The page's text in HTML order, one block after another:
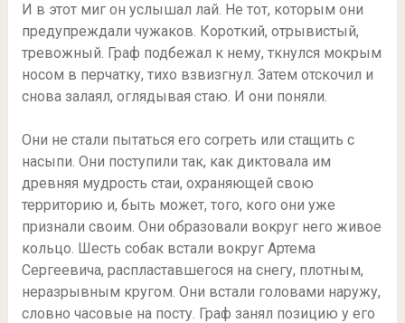
И в этот миг он услышал лай. Не тот, которым они
предупреждали чужаков. Короткий, отрывистый,
тревожный. Граф подбежал к нему, ткнулся мокрым
носом в перчатку, тихо взвизгнул. Затем отскочил и
снова залаял, оглядывая стаю. И они поняли.
Они не стали пытаться его согреть или стащить с
насыпи. Они поступили так, как диктовала им
древняя мудрость стаи, охраняющей свою
территорию и, быть может, того, кого они уже
признали своим. Они образовали вокруг него живое
кольцо. Шесть собак встали вокруг Артема
Сергеевича, распластавшегося на снегу, плотным,
неразрывным кругом. Они встали головами наружу,
словно часовые на посту. Граф занял позицию у его